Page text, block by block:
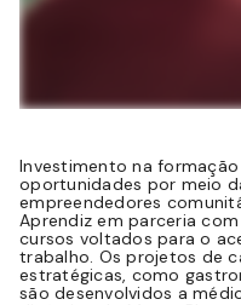
Investimento na
oportunidades por meio
empreendedores
Aprendiz em parceria
cursos voltados para o
trabalho. Os projetos de
estratégicas, como
são desenvolvidos a